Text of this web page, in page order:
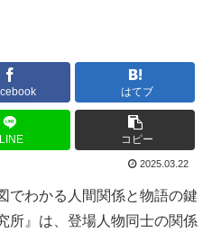
はてブ
LINE コピー
2025.03.22
でわかる人間関係と物語の鍵
所』は、登場人物同士の関係